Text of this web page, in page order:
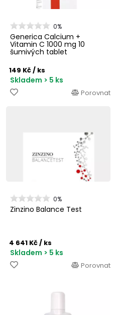
0%
Generica Calcium +
Vitamin C 1000 mg 10
šumivých tablet
149 Kč/ ks
Skladem > 5 ks
Porovnat
0%
Zinzino Balance Test
4 641 Kč/ ks
Skladem > 5 ks
Porovnat